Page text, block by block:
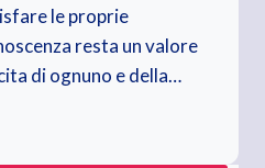
le proprie
resta un valore
di ognuno e della…